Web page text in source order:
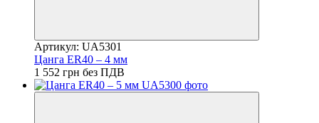
Артикул: UA5301
Цанга ER40 – 4 мм
1 552 грн без ПДВ